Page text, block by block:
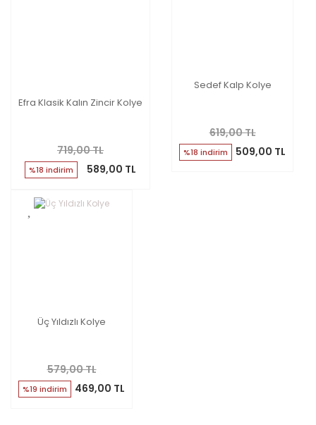
Efra Klasik Kalın Zincir Kolye
719,00 TL
%18 indirim 589,00 TL
Sedef Kalp Kolye
619,00 TL
%18 indirim 509,00 TL
Üç Yıldızlı Kolye
579,00 TL
%19 indirim 469,00 TL